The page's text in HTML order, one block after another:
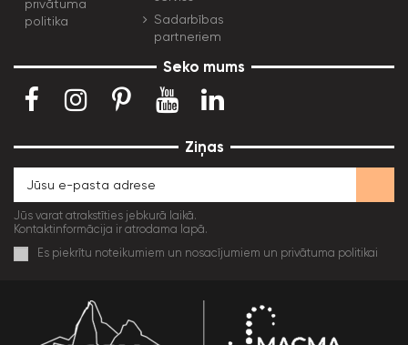
privātuma
politika
Sadarbības
partneriem
Seko mums
Ziņas
Jūs varat atrakstīties jebkurā laikā.
Kontaktinformācija ir atrodama lapā.
Es piekrītu noteikumiem un nosacījumiem un privātuma politikai